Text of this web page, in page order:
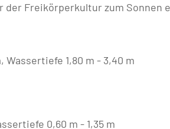
der Freikörperkultur zum Sonnen
Wassertiefe 1,80 m - 3,40 m
0,60 m - 1,35 m